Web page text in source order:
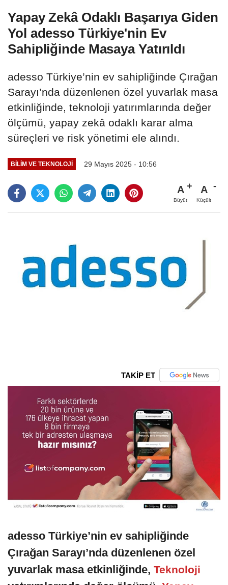
Yapay Zekâ Odaklı Başarıya Giden
Yol adesso Türkiye'nin Ev
Sahipliğinde Masaya Yatırıldı
adesso Türkiye’nin ev sahipliğinde Çırağan
Sarayı’nda düzenlenen özel yuvarlak masa
etkinliğinde, teknoloji yatırımlarında değer
ölçümü, yapay zekâ odaklı karar alma
süreçleri ve risk yönetimi ele alındı.
BILIM VE TEKNOLOJI 29 Mayıs 2025 - 10:56
A
Büyüt
A
Küçült
TAKİP ET
adesso Türkiye’nin ev sahipliğinde
Çırağan Sarayı’nda düzenlenen özel
yuvarlak masa etkinliğinde, Teknoloji